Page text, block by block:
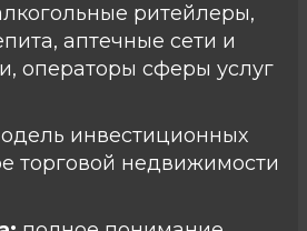
ритейлеры,
аптечные сети и
операторы сферы услуг
инвестиционных
торговой недвижимости